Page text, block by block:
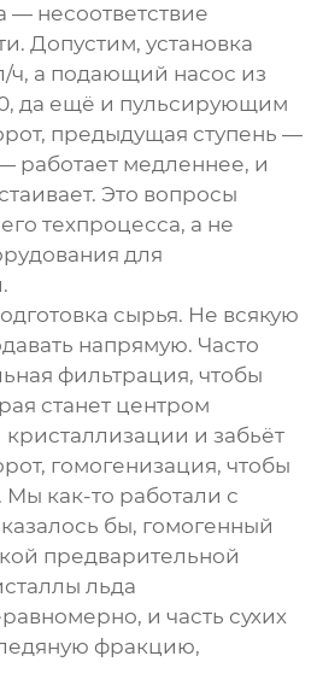
несоответствие
Допустим, установка
ч, а подающий насос из
да ещё и пульсирующим
предыдущая ступень —
работает медленнее, и
Это вопросы
техпроцесса, а не
для
.
сырья. Не всякую
напрямую. Часто
фильтрация, чтобы
станет центром
и забьёт
гомогенизация, чтобы
как-то работали с
бы, гомогенный
предварительной
льда
и часть сухих
фракцию,